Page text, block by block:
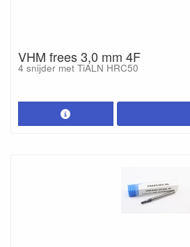
VHM frees 3,0 mm 4F
4 snijder met TiALN HRC50